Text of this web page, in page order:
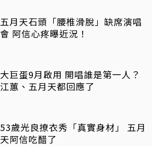
五月天石頭「腰椎滑脫」缺席演唱
會 阿信心疼曝近況！
大巨蛋9月啟用 開唱誰是第一人？
江蕙、五月天都回應了
53歲光良撩衣秀「真實身材」 五月
天阿信吃醋了